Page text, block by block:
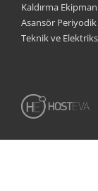
Kaldırma
Asansör
Teknik ve